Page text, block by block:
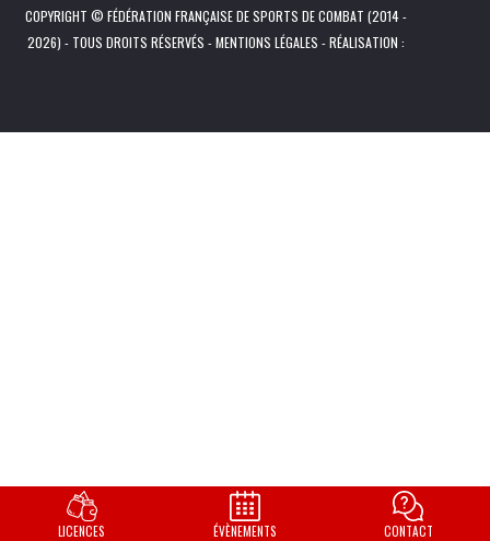
COPYRIGHT © FÉDÉRATION FRANÇAISE DE SPORTS DE COMBAT (2014 -
2026) - TOUS DROITS RÉSERVÉS -MENTIONS LÉGALES - RÉALISATION :
LICENCES ÉVÈNEMENTS CONTACT